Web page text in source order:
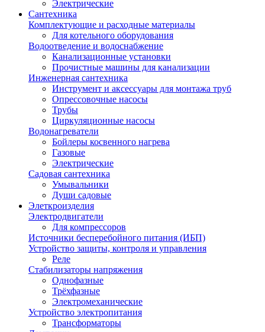
Электрические
Сантехника
Комплектующие и расходные материалы
Для котельного оборудования
Водоотведение и водоснабжение
Канализационные установки
Прочистные машины для канализации
Инженерная сантехника
Инструмент и аксессуары для монтажа труб
Опрессовочные насосы
Трубы
Циркуляционные насосы
Водонагреватели
Бойлеры косвенного нагрева
Газовые
Электрические
Садовая сантехника
Умывальники
Души садовые
Элеткроизделия
Электродвигатели
Для компрессоров
Источники бесперебойного питания (ИБП)
Устройство защиты, контроля и управления
Реле
Стабилизаторы напряжения
Однофазные
Трёхфазные
Электромеханические
Устройство электропитания
Трансформаторы